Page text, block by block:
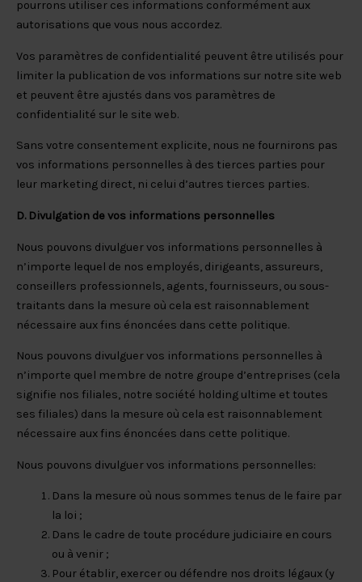
pourrons utiliser ces informations conformément aux
autorisations que vous nous accordez.
Vos paramètres de confidentialité peuvent être utilisés pour
limiter la publication de vos informations sur notre site web
et peuvent être ajustés dans vos paramètres de
confidentialité sur le site web.
Sans votre consentement explicite, nous ne fournirons pas
vos informations personnelles à des tierces parties pour
leur marketing direct, ni celui d’autres tierces parties.
D. Divulgation de vos informations personnelles
Nous pouvons divulguer vos informations personnelles à
n’importe lequel de nos employés, dirigeants, assureurs,
conseillers professionnels, agents, fournisseurs, ou sous-
traitants dans la mesure où cela est raisonnablement
nécessaire aux fins énoncées dans cette politique.
Nous pouvons divulguer vos informations personnelles à
n’importe quel membre de notre groupe d’entreprises (cela
signifie nos filiales, notre société holding ultime et toutes
ses filiales) dans la mesure où cela est raisonnablement
nécessaire aux fins énoncées dans cette politique.
Nous pouvons divulguer vos informations personnelles:
Dans la mesure où nous sommes tenus de le faire par
la loi ;
Dans le cadre de toute procédure judiciaire en cours
ou à venir ;
Pour établir, exercer ou défendre nos droits légaux (y